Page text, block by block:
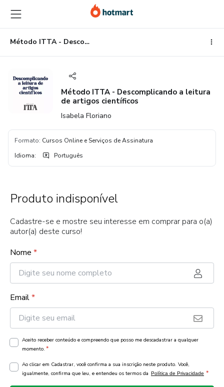
para
o
conteúdo
principal
para
o
pagamento
para
o
rodapé
Método ITTA - Descomplicando a leitura de artigos científicos
Método ITTA - Descomplicando a leitura
de artigos científicos
Isabela Floriano
Formato: Cursos Online e Serviços de Assinatura
Idioma: Português
Produto indisponível
Cadastre-se e mostre seu interesse em comprar para o(a)
autor(a) deste curso!
Nome *
Email*
Aceito receber conteúdo e compreendo que posso me descadastrar a qualquer
momento. *
Ao clicar em Cadastrar, você confirma a sua inscrição neste produto. Você,
igualmente, confirma que leu, e entendeu os termos da Política de Privacidade *